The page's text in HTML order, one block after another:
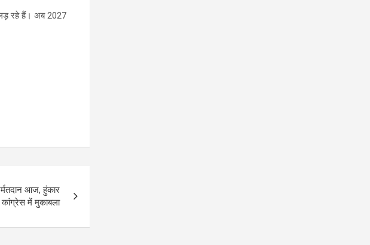
लड़ रहे हैं। अब 2027
आज, हुंकार
में मुकाबला